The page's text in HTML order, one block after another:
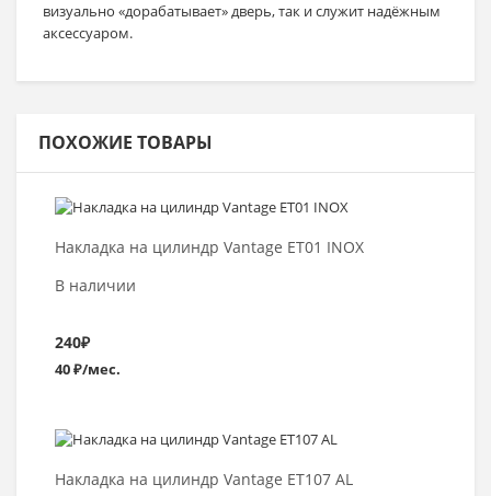
визуально «дорабатывает» дверь, так и служит надёжным
аксессуаром.
ПОХОЖИЕ ТОВАРЫ
Накладка на цилиндр Vantage ET01 INOX
В наличии
240₽
40 ₽/мес.
В корзину
Накладка на цилиндр Vantage ET107 AL
Выбрать >